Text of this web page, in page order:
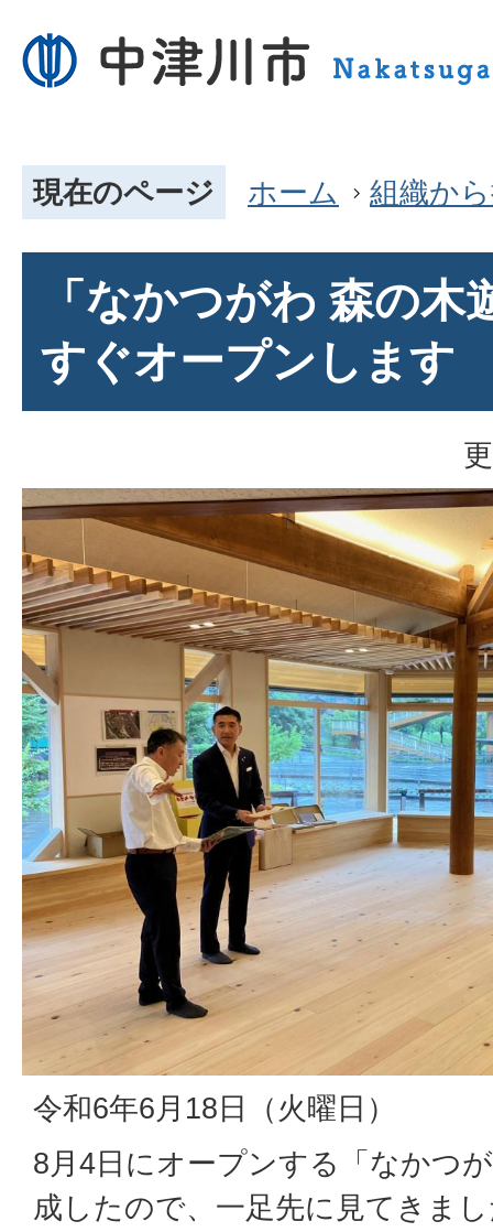
現在のページ ホーム 組織か
「なかつがわ 森の木
すぐオープンします
令和6年6月18日（火曜日）
8月4日にオープンする「なかつ
成したので、一足先に見てきま